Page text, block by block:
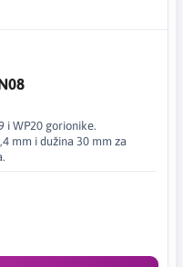
i WP20 gorionike.
mm i dužina 30 mm za